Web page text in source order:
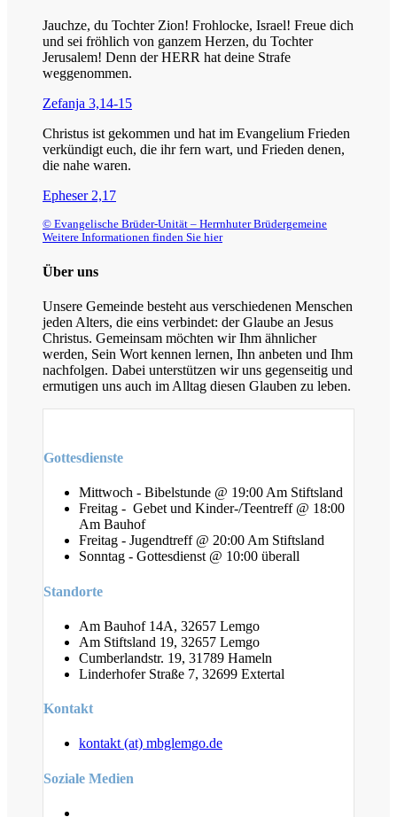
Jauchze, du Tochter Zion! Frohlocke, Israel! Freue dich
und sei fröhlich von ganzem Herzen, du Tochter
Jerusalem! Denn der HERR hat deine Strafe
weggenommen.
Zefanja 3,14-15
Christus ist gekommen und hat im Evangelium Frieden
verkündigt euch, die ihr fern wart, und Frieden denen,
die nahe waren.
Epheser 2,17
© Evangelische Brüder-Unität – Herrnhuter Brüdergemeine
Weitere Informationen finden Sie hier
Über uns
Unsere Gemeinde besteht aus verschiedenen Menschen
jeden Alters, die eins verbindet: der Glaube an Jesus
Christus. Gemeinsam möchten wir Ihm ähnlicher
werden, Sein Wort kennen lernen, Ihn anbeten und Ihm
nachfolgen. Dabei unterstützen wir uns gegenseitig und
ermutigen uns auch im Alltag diesen Glauben zu leben.
Gottesdienste
Mittwoch - Bibelstunde @ 19:00 Am Stiftsland
Freitag - Gebet und Kinder-/Teentreff @ 18:00
Am Bauhof
Freitag - Jugendtreff @ 20:00 Am Stiftsland
Sonntag - Gottesdienst @ 10:00 überall
Standorte
Am Bauhof 14A, 32657 Lemgo
Am Stiftsland 19, 32657 Lemgo
Cumberlandstr. 19, 31789 Hameln
Linderhofer Straße 7, 32699 Extertal
Kontakt
kontakt (at) mbglemgo.de
Soziale Medien